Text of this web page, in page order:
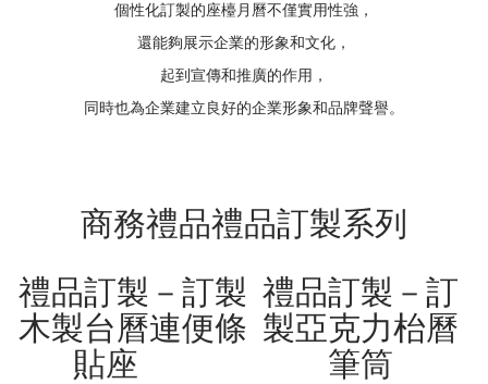
個性化訂製的座檯月曆不僅實用性強，
還能夠展示企業的形象和文化，
起到宣傳和推廣的作用，
同時也為企業建立良好的企業形象和品牌聲譽。
商務禮品禮品訂製系列
禮品訂製－訂製
木製台曆連便條
貼座
禮品訂製－訂
製亞克力枱曆
筆筒